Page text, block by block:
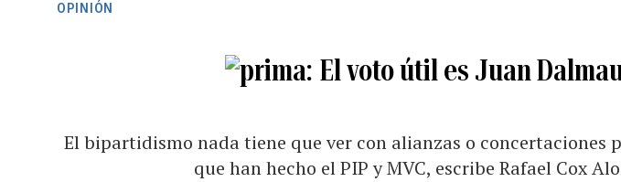
OPINIÓN
El voto útil es Juan
El bipartidismo nada tiene que ver con alianzas o concertaciones
que han hecho el PIP y MVC, escribe Rafael Cox